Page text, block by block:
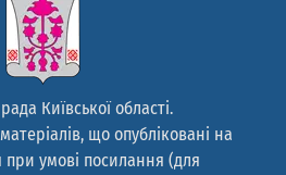
Київської області.
що опубліковані на
при умові посилання (для